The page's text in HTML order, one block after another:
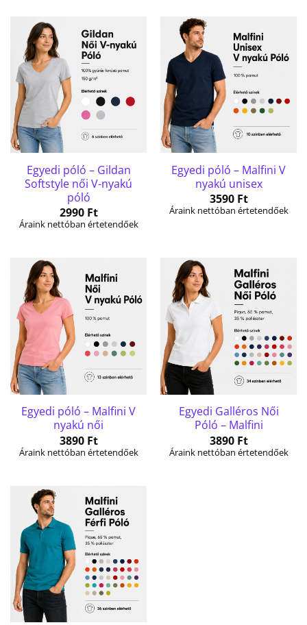
Egyedi póló – Gildan
Softstyle női V-nyakú
póló
2990 Ft
Áraink nettóban értetendőek
Egyedi póló – Malfini V
nyakú unisex
3590 Ft
Áraink nettóban értetendőek
Egyedi póló – Malfini V
nyakú női
3890 Ft
Áraink nettóban értetendőek
Egyedi Galléros Női
Póló – Malfini
3890 Ft
Áraink nettóban értetendőek